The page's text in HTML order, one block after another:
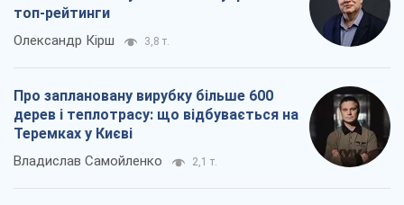
топ-рейтинги
Олександр Кірш 3,8 т.
Про заплановану вирубку більше 600
дерев і теплотрасу: що відбувається на
Теремках у Києві
Владислав Самойленко 2,1 т.